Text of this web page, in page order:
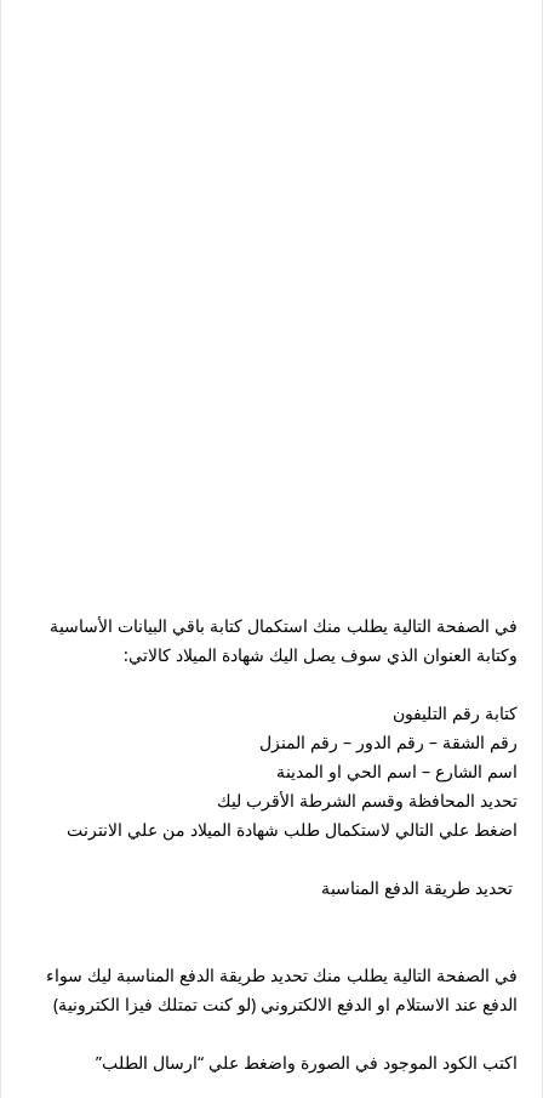
في الصفحة التالية يطلب منك استكمال كتابة باقي البيانات الأساسية
وكتابة العنوان الذي سوف يصل اليك شهادة الميلاد كالاتي:
كتابة رقم التليفون
رقم الشقة – رقم الدور – رقم المنزل
اسم الشارع – اسم الحي او المدينة
تحديد المحافظة وقسم الشرطة الأقرب ليك
اضغط علي التالي لاستكمال طلب شهادة الميلاد من علي الانترنت
تحديد طريقة الدفع المناسبة
في الصفحة التالية يطلب منك تحديد طريقة الدفع المناسبة ليك سواء
الدفع عند الاستلام او الدفع الالكتروني (لو كنت تمتلك فيزا الكترونية)
اكتب الكود الموجود في الصورة واضغط علي “ارسال الطلب”